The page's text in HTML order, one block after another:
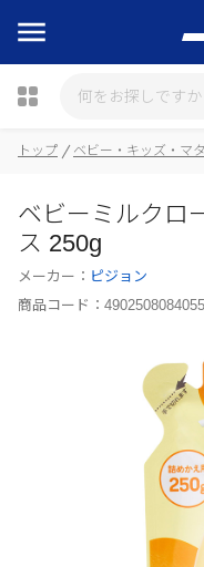
トップ ベビー・キッズ・マ
ベビーミルクロ
ス 250g
メーカー： ピジョン
商品コード： 4902508084055